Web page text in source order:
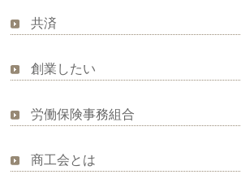
共済
創業したい
労働保険事務組合
商工会とは